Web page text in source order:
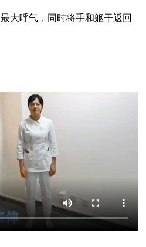
大呼气，同时将手和躯干返回